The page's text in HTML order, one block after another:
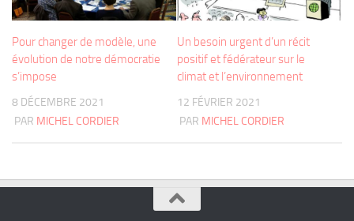
Pour changer de modèle, une
évolution de notre démocratie
s’impose
8 DÉCEMBRE 2021
PAR MICHEL CORDIER
Un besoin urgent d’un récit
positif et fédérateur sur le
climat et l’environnement
12 FÉVRIER 2021
PAR MICHEL CORDIER